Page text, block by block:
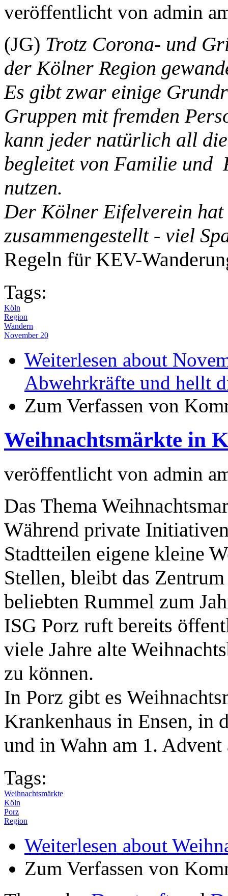
veröffentlicht von admin
(JG) Trotz Corona- und
der Kölner Region
Es gibt zwar einige
Gruppen mit fremden
kann jeder natürlich all
begleitet von Familie und
nutzen.
Der Kölner Eifelverein
zusammengestellt - viel
Regeln für KEV-
Tags:
Köln
Region
Wandern
November 20
Weiterlesen about
Abwehrkräfte und hellt
Zum Verfassen von
Weihnachtsmärkte in
veröffentlicht von admin
Das Thema
Während private
Stadtteilen eigene kleine
Stellen, bleibt das
beliebten Rummel zum
ISG Porz ruft bereits
viele Jahre alte
zu können.
In Porz gibt es
Krankenhaus in Ensen, in
und in Wahn am 1.
Tags:
Weihnachtsmärkte
Köln
Porz
Region
Weiterlesen about
Zum Verfassen von